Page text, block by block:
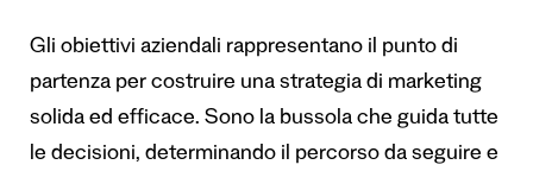
Gli obiettivi aziendali rappresentano il punto di
partenza per costruire una strategia di marketing
solida ed efficace. Sono la bussola che guida tutte
le decisioni, determinando il percorso da seguire e